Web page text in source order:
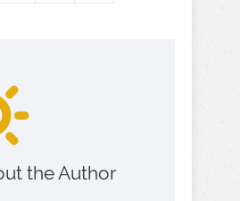
the Author